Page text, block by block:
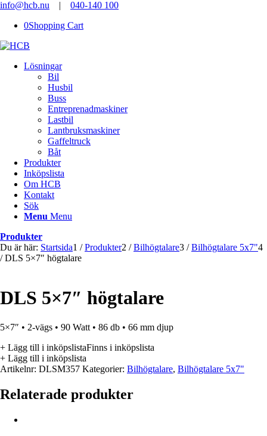
info@hcb.nu | 040-140 100
0Shopping Cart
Lösningar
Bil
Husbil
Buss
Entreprenadmaskiner
Lastbil
Lantbruksmaskiner
Gaffeltruck
Båt
Produkter
Inköpslista
Om HCB
Kontakt
Sök
Menu Menu
Produkter
Du är här: Startsida1 / Produkter2 / Bilhögtalare3 / Bilhögtalare 5x7"4
/ DLS 5×7″ högtalare
DLS 5×7″ högtalare
5×7″ • 2-vägs • 90 Watt • 86 db • 66 mm djup
+ Lägg till i inköpslistaFinns i inköpslista
+ Lägg till i inköpslista
Artikelnr: DLSM357 Kategorier: Bilhögtalare, Bilhögtalare 5x7"
Relaterade produkter